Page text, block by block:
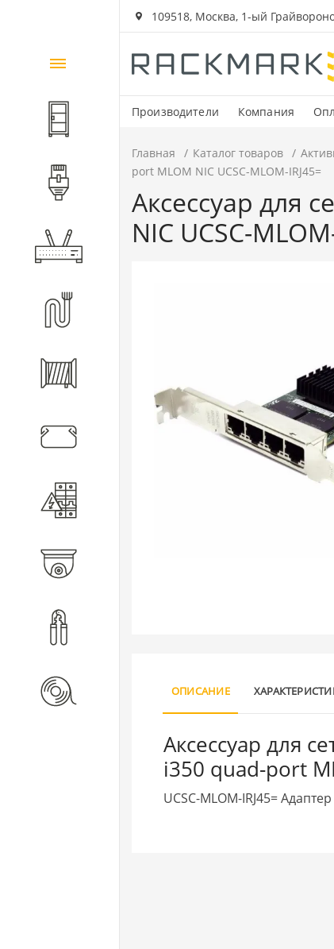
109518, Москва, 1-ый
Производители Компания
Каталог
товаров
Шкафы и стойки
Компоненты СКС
Активное оборудование
Кабеленесущие системы
Расходные материалы
Главная Каталог товаров
port MLOM NIC UCSC-MLOM-IRJ45=
Аксессуар для
NIC UCSC-
ОПИСАНИЕ
Аксессуар для
i350 quad-port
UCSC-MLOM-IRJ45=